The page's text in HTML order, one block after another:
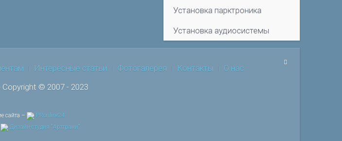
Установка парктроника
Установка аудиосистемы
Интересные статьи Фотогалерея Контакты
О нас
Copyright © 2007 - 2023
сайта –
PRonline24
Дизайн-студия "Артграни"